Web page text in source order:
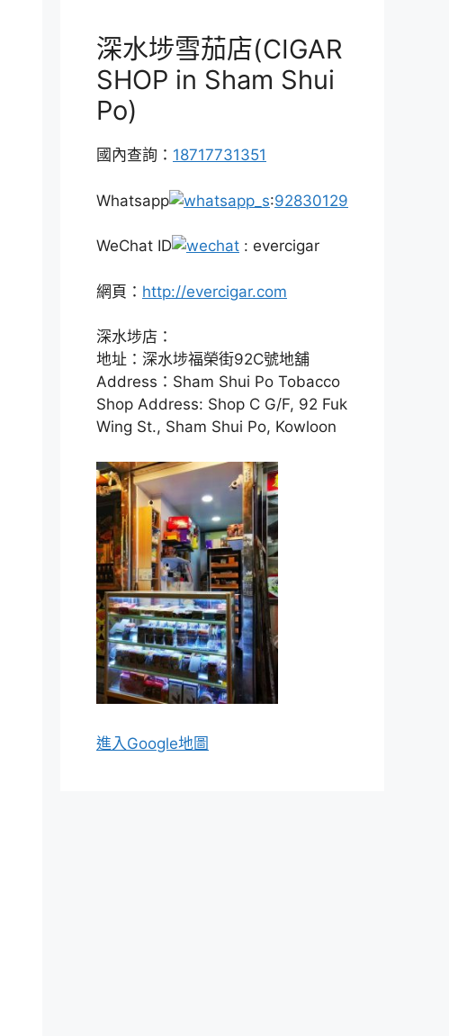
深水埗雪茄店(CIGAR
SHOP in Sham Shui
Po)
國內查詢： 18717731351
Whatsapp :92830129
WeChat ID : evercigar
網頁： http://evercigar.com
深水埗店：
地址：深水埗福榮街92C號地舖
Address：Sham Shui Po Tobacco
Shop Address: Shop C G/F, 92 Fuk
Wing St., Sham Shui Po, Kowloon
進入Google地圖